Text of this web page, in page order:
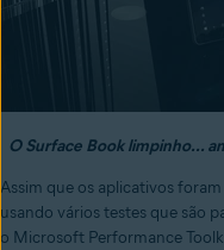
O Surface Book limpinho...
Assim que os aplicativos
usando vários testes que são
o Microsoft Performance